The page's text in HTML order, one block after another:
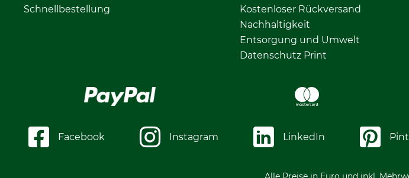
Schnellbestellung
Kostenloser Rückversand
Nachhaltigkeit
Entsorgung und Umwelt
Datenschutz Print
Facebook Instagram LinkedIn